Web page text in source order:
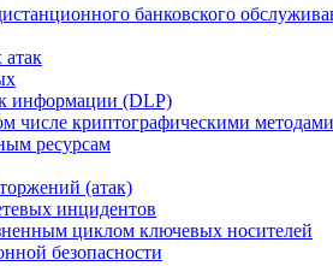
банковского
информации (DLP)
числе криптографическими методами
ресурсам
(атак)
инцидентов
циклом ключевых носителей
безопасности